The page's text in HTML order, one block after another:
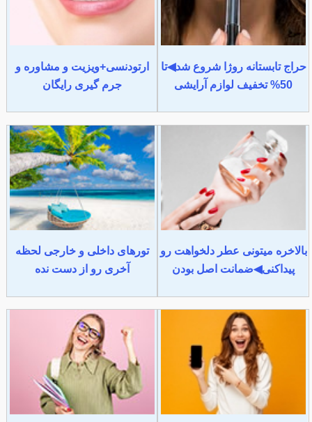
حراج تابستانه روژا شروع شد◀تا
50% تخفیف لوازم آرایشی
ارتودنسی+ویزیت و مشاوره و
جرم گیری رایگان
بالاخره میتونی عطر دلخواهت رو
پیداکنی◀ضمانت اصل بودن
تورهای داخلی و خارجی لحظه
آخری رو از دست نده